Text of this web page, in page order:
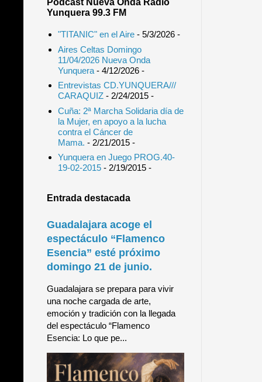
Yunquera 99.3 FM
"TITANIC" en el Aire- 5/3/2026-
Aires Celtas Domingo
11/04/2026 Nueva Onda
Yunquera- 4/12/2026-
Entrevistas CD.YUNQUERA///
CARAQUIZ- 2/24/2015-
Cuña: 2ª Marcha Solidaria día de
la Mujer, en apoyo a la lucha
contra el Cáncer de
Mama. - 2/21/2015-
Yunquera en Juego PROG.40-
19-02-2015- 2/19/2015-
Entrada destacada
Guadalajara acoge el
espectáculo “Flamenco
Esencia” esté próximo
domingo 21 de junio.
Guadalajara se prepara para vivir
una noche cargada de arte,
emoción y tradición con la llegada
del espectáculo “Flamenco
Esencia: Lo que pe...